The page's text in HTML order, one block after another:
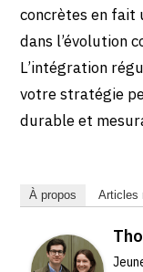
concrètes en fait
dans l’évolution
L’intégration
votre stratégie
durable et
À propos Articles